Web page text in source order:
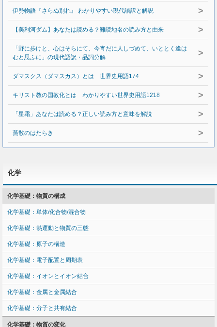
伊勢物語『さらぬ別れ』 わかりやすい現代語訳と解説 >
【美利河ダム】あなたは読める？難読地名の読み方と由来 >
「野に歩けと、心はそらにて、今宵だに人しづめて、いととく逢は
むと思ふに」の現代語訳・品詞分解
>
ダマスクス（ダマスカス）とは 世界史用語174 >
キリスト教の国教化とは わかりやすい世界史用語1218 >
「星霜」あなたは読める？正しい読み方と意味を解説 >
蒸散のはたらき >
化学
化学基礎：物質の構成
化学基礎：単体/化合物/混合物
化学基礎：熱運動と物質の三態
化学基礎：原子の構造
化学基礎：電子配置と周期表
化学基礎：イオンとイオン結合
化学基礎：金属と金属結合
化学基礎：分子と共有結合
化学基礎：物質の変化